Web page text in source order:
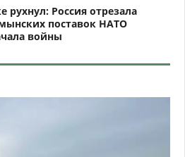
рухнул: Россия отрезала
поставок НАТО
войны